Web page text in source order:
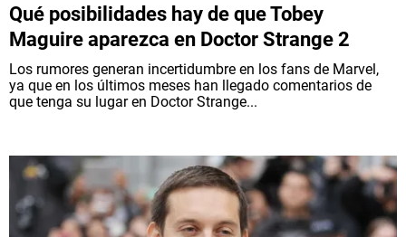
Qué posibilidades hay de que Tobey
Maguire aparezca en Doctor Strange 2
Los rumores generan incertidumbre en los fans de Marvel,
ya que en los últimos meses han llegado comentarios de
que tenga su lugar en Doctor Strange...